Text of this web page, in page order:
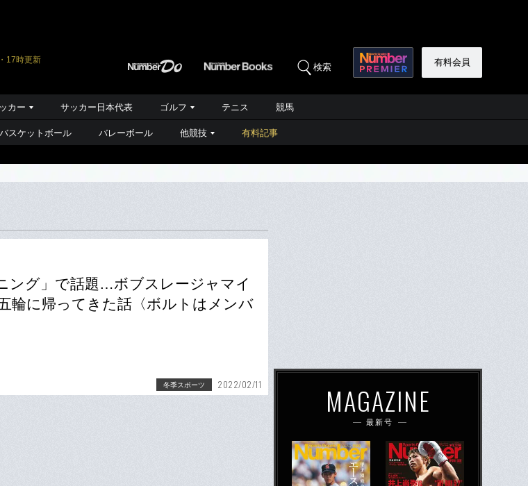
17時更新
検索 有料会員
カー サッカー日本代表 ゴルフ テニス 競馬
バスケットボール バレーボール 他競技 有料記事
ング」で話題…ボブスレージャマイ
輪に帰ってきた話〈ボルトはメンバ
冬季スポーツ 2022/02/11 MAGAZINE
最新号